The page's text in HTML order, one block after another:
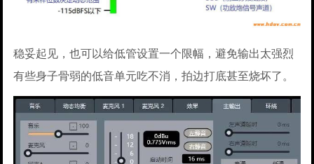
稳妥起见，也可以给低管设置一个限幅，避免输出太强烈
有些身子骨弱的低音单元吃不消，拍边打底甚至烧坏了。